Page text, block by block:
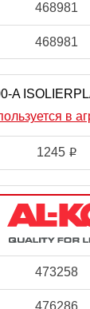
468981
468981
A
в
1245 i
473258
476286